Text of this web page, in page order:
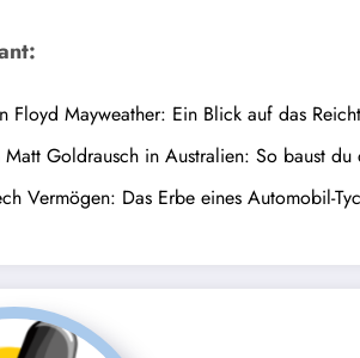
Floyd Mayweather: Ein Blick auf das
Matt Goldrausch in Australien: So baust
Vermögen: Das Erbe eines Automobil-